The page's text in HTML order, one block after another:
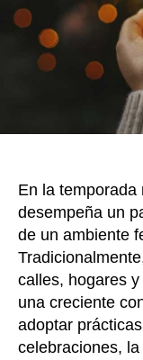
En la temporada
desempeña un
de un ambiente
calles, hogares
una creciente
adoptar
celebraciones,